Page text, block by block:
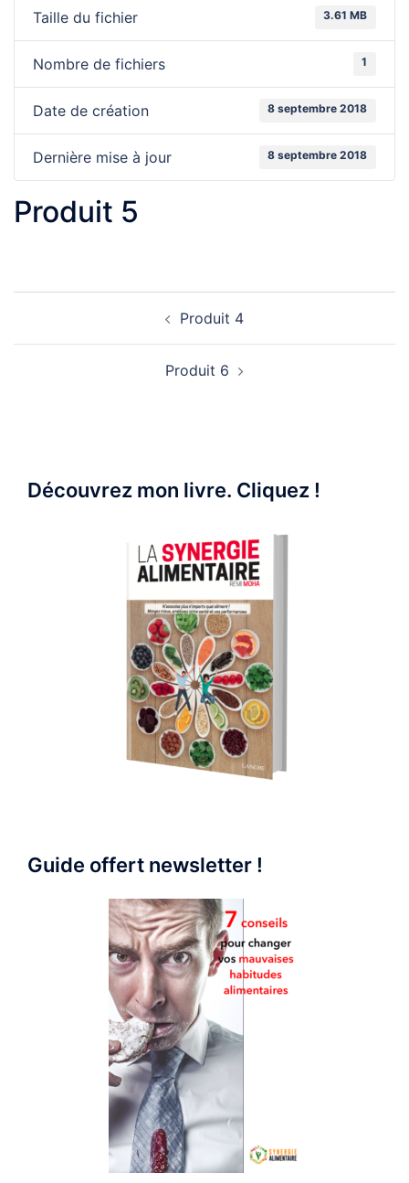
Taille du fichier 3.61 MB
Nombre de fichiers 1
Date de création 8 septembre 2018
Dernière mise à jour 8 septembre 2018
Produit 5
Produit 4
Produit 6
Découvrez mon livre. Cliquez !
Guide offert newsletter !